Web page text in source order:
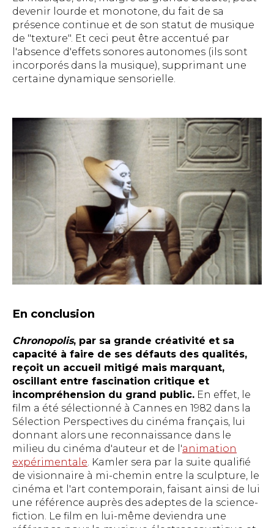
devenir lourde et monotone, du fait de sa
présence continue et de son statut de musique
de "texture". Et ceci peut être accentué par
l'absence d'effets sonores autonomes (ils sont
incorporés dans la musique), supprimant une
certaine dynamique sensorielle.
En conclusion
Chronopolis, par sa grande créativité et sa
capacité à faire de ses défauts des qualités,
reçoit un accueil mitigé mais marquant,
oscillant entre fascination critique et
incompréhension du grand public. En effet, le
film a été sélectionné à Cannes en 1982 dans la
Sélection Perspectives du cinéma français, lui
donnant alors une reconnaissance dans le
milieu du cinéma d'auteur et de l'animation
expérimentale. Kamler sera par la suite qualifié
de visionnaire à mi-chemin entre la sculpture, le
cinéma et l'art contemporain, faisant ainsi de lui
une référence auprès des adeptes de la science-
fiction. Le film en lui-même deviendra une